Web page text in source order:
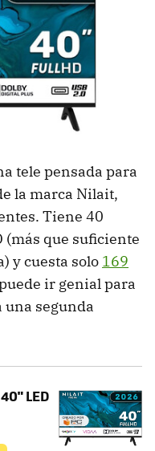
tele pensada para
la marca Nilait,
Tiene 40
(más que suficiente
y cuesta solo 169
ir genial para
segunda
LED